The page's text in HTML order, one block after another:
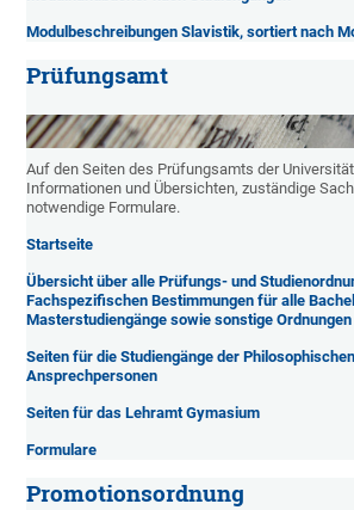
Modulbeschreibungen Slavistik, sortiert nach
Prüfungsamt
Auf den Seiten des Prüfungsamts der
Informationen und Übersichten, zuständige
notwendige Formulare.
Startseite
Übersicht über alle Prüfungs- und
Fachspezifischen Bestimmungen für alle
Masterstudiengänge sowie sonstige
Seiten für die Studiengänge der
Ansprechpersonen
Seiten für das Lehramt Gymasium
Formulare
Promotionsordnung